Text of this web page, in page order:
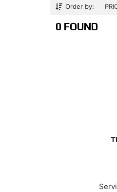
Order by:
0 FOUND